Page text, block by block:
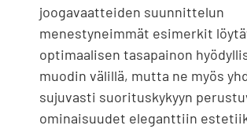
joogavaatteiden suunnittelun
menestyneimmät esimerkit
optimaalisen tasapainon
muodin välillä, mutta ne myös
sujuvasti suorituskykyyn
ominaisuudet eleganttiin